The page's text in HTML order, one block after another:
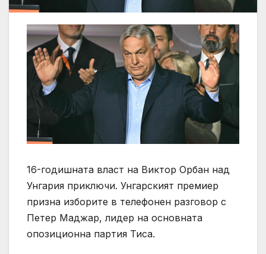
16-годишната власт на Виктор Орбан над
Унгария приключи. Унгарският премиер
призна изборите в телефонен разговор с
Петер Маджар, лидер на основната
опозиционна партия Тиса.